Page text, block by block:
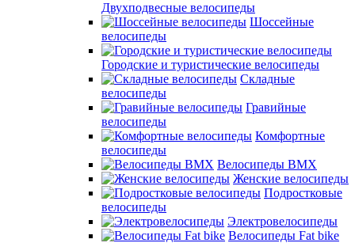
Двухподвесные велосипеды
Шоссейные
велосипеды
Городские и туристические велосипеды
Складные
велосипеды
Гравийные
велосипеды
Комфортные
велосипеды
Велосипеды BMX
Женские велосипеды
Подростковые
велосипеды
Электровелосипеды
Велосипеды Fat bike